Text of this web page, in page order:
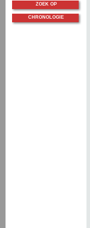
ZOEK OP
CHRONOLOGIE